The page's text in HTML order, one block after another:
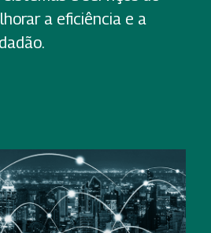
a eficiência e a